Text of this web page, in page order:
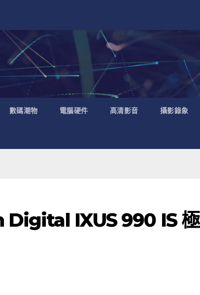
數碼潮物 電腦硬件 高清影音 攝影錄象
Digital IXUS 990 IS